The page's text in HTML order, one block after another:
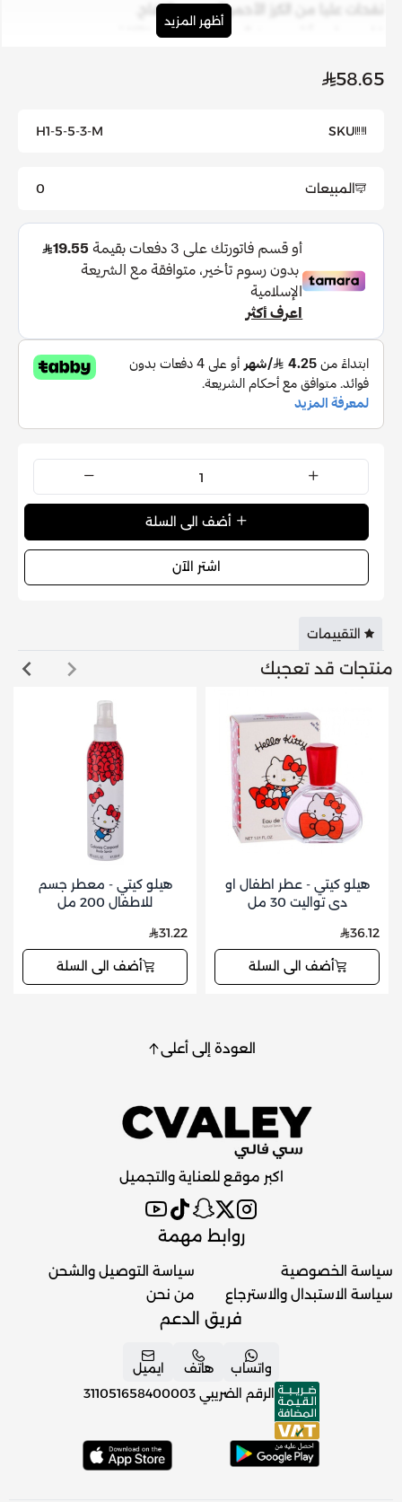
نفحات عليا من الكرز الأحمر العصير والتفاح.
قلب عطري أنثوي من الورد والحلوى المتلألئة.
مثالي لإطلالة يومية أو مناسبات خاصة.
للاستخدام الخارجي فقط.
أكريلات/C10-30 ألكيل أكريلات كروسبوليمر، بنزوفينون-1، ميكا،
CI 77891 (ثاني أكسيد التيتانيوم)، ليمونين، لينالول، كومارين،
بوروسيليكات الكالسيوم والألومنيوم، كحول بنزيلي، أمينوميثيل
أظهر المزيد
58.65
SKU
H1-5-5-3-M
المبيعات 0
اشتر الآن
التقييمات
منتجات قد تعجبك
هيلو كيتي - عطر اطفال او
دي تواليت 30 مل
36.12
أضف الى السلة
هيلو كيتي - معطر جسم
للاطفال 200 مل
31.22
أضف الى السلة
العودة إلى أعلى
اكبر موقع للعناية والتجميل
روابط مهمة
سياسة الخصوصية
سياسة الاستبدال والاسترجاع
سياسة التوصيل والشحن
من نحن
فريق الدعم
واتساب هاتف
ايميل
الرقم الضريبي 311051658400003